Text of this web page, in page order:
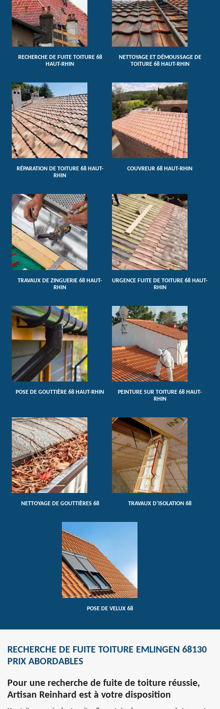
RECHERCHE DE FUITE TOITURE 68
HAUT-RHIN
NETTOYAGE ET DÉMOUSSAGE DE
TOITURE 68 HAUT-RHIN
RÉPARATION DE TOITURE 68 HAUT-
RHIN
COUVREUR 68 HAUT-RHIN
TRAVAUX DE ZINGUERIE 68 HAUT-
RHIN
URGENCE FUITE DE TOITURE 68 HAUT-
RHIN
POSE DE GOUTTIÈRE 68 HAUT-RHIN
PEINTURE SUR TOITURE 68 HAUT-
RHIN
NETTOYAGE DE GOUTTIÈRES 68 TRAVAUX D'ISOLATION 68
POSE DE VELUX 68
RECHERCHE DE FUITE TOITURE EMLINGEN 68130
PRIX ABORDABLES
Pour une recherche de fuite de toiture réussie,
Artisan Reinhard est à votre disposition